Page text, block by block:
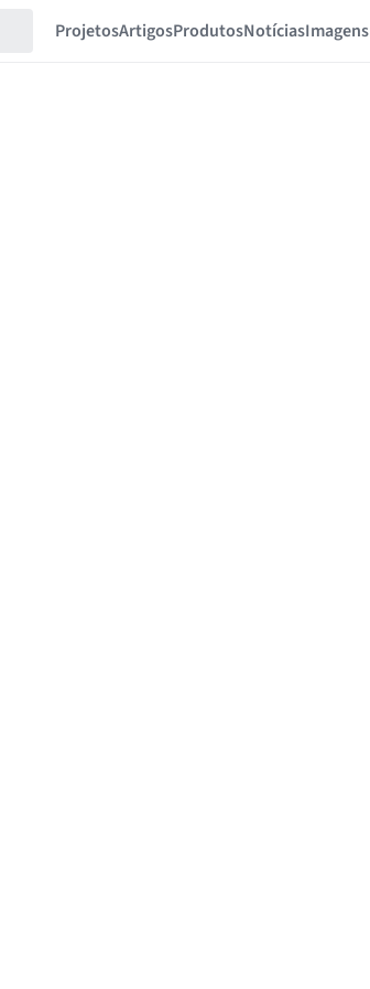
ProjetosArtigosProdutosNotíciasImagens